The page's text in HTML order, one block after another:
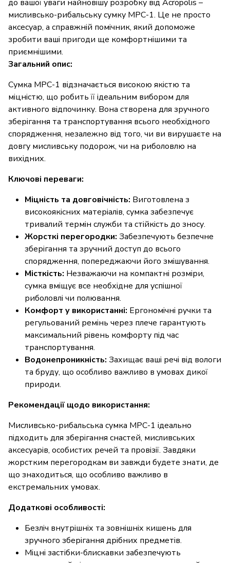
до вашої уваги найновішу розробку від Acropolis –
мисливсько-рибальську сумку МРС-1. Це не просто
аксесуар, а справжній помічник, який допоможе
зробити ваші пригоди ще комфортнішими та
приємнішими.
Загальний опис:
Сумка МРС-1 відзначається високою якістю та
міцністю, що робить її ідеальним вибором для
активного відпочинку. Вона створена для зручного
зберігання та транспортування всього необхідного
спорядження, незалежно від того, чи ви вирушаєте на
довгу мисливську подорож, чи на риболовлю на
вихідних.
Ключові переваги:
Міцність та довговічність: Виготовлена з
високоякісних матеріалів, сумка забезпечує
тривалий термін служби та стійкість до зносу.
Жорсткі перегородки: Забезпечують безпечне
зберігання та зручний доступ до всього
спорядження, попереджаючи його змішування.
Місткість: Незважаючи на компактні розміри,
сумка вміщує все необхідне для успішної
риболовлі чи полювання.
Комфорт у використанні: Ергономічні ручки та
регульований ремінь через плече гарантують
максимальний рівень комфорту під час
транспортування.
Водонепроникність: Захищає ваші речі від вологи
та бруду, що особливо важливо в умовах дикої
природи.
Рекомендації щодо використання:
Мисливсько-рибальська сумка МРС-1 ідеально
підходить для зберігання снастей, мисливських
аксесуарів, особистих речей та провізії. Завдяки
жорстким перегородкам ви завжди будете знати, де
що знаходиться, що особливо важливо в
екстремальних умовах.
Додаткові особливості:
Безліч внутрішніх та зовнішніх кишень для
зручного зберігання дрібних предметів.
Міцні застібки-блискавки забезпечують